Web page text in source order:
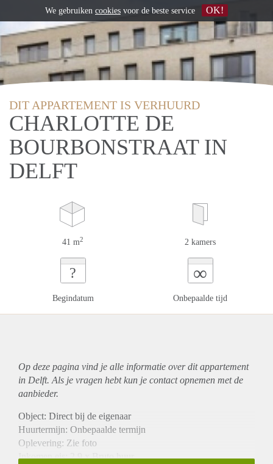
DIT APPARTEMENT IS VERHUURD
CHARLOTTE DE
BOURBONSTRAAT IN
DELFT
41 m2 2 kamers
?
Begindatum
∞
Onbepaalde tijd
Op deze pagina vind je alle informatie over ditappartement
in Delft. Als je vragen hebt kun je contact opnemen met de
aanbieder.
Object: Direct bij de eigenaar
Huurtermijn: Onbepaalde termijn
Oplevering: Zie foto
Inkomen eis: 2,9 x Bruto huur
We gebruiken cookies voor de beste service OK!